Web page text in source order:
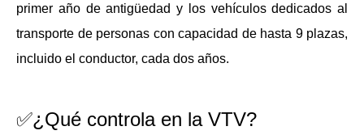
primer año de antigüedad y los vehículos dedicados al
transporte de personas con capacidad de hasta 9 plazas,
incluido el conductor, cada dos años.
✅¿Qué controla en la VTV?